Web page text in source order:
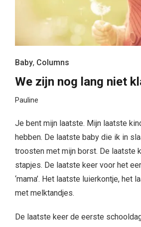
Baby, Columns
We zijn nog lang niet
Pauline
Je bent mijn laatste. Mijn laatste
hebben. De laatste baby die ik in
troosten met mijn borst. De laatste
stapjes. De laatste keer voor het
‘mama’. Het laatste luierkontje, het
met melktandjes.
De laatste keer de eerste